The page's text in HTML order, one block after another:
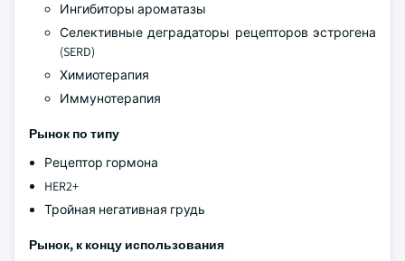
Ингибиторы ароматазы
Селективные деградаторы рецепторов эстрогена
(SERD)
Химиотерапия
Иммунотерапия
Рынок по типу
Рецептор гормона
HER2+
Тройная негативная грудь
Рынок, к концу использования